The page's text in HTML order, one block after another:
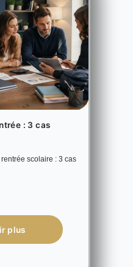
: 3 cas
scolaire : 3 cas
plus